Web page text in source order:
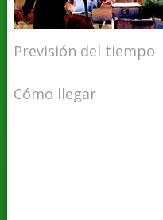
Previsión del tiempo
Cómo llegar